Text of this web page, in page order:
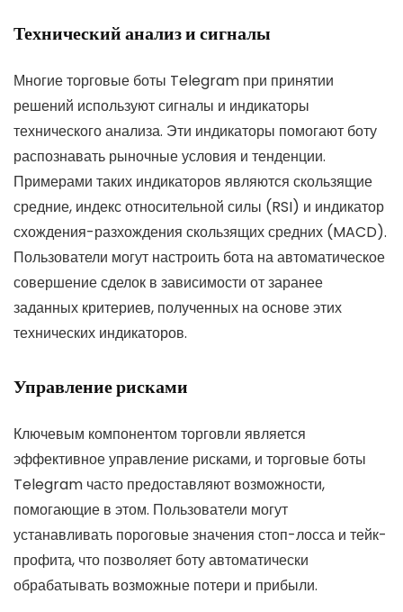
Технический анализ и сигналы
Многие торговые боты Telegram при принятии
решений используют сигналы и индикаторы
технического анализа. Эти индикаторы помогают боту
распознавать рыночные условия и тенденции.
Примерами таких индикаторов являются скользящие
средние, индекс относительной силы (RSI) и индикатор
схождения-разхождения скользящих средних (MACD).
Пользователи могут настроить бота на автоматическое
совершение сделок в зависимости от заранее
заданных критериев, полученных на основе этих
технических индикаторов.
Управление рисками
Ключевым компонентом торговли является
эффективное управление рисками, и торговые боты
Telegram часто предоставляют возможности,
помогающие в этом. Пользователи могут
устанавливать пороговые значения стоп-лосса и тейк-
профита, что позволяет боту автоматически
обрабатывать возможные потери и прибыли.